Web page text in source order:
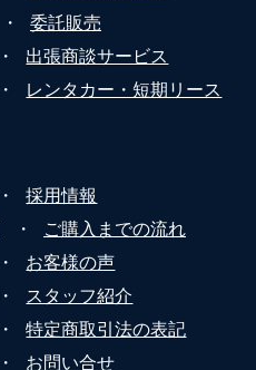
・
委託販売
・
出張商談サービス
・ レンタカー・短期リース
・
採用情報
・
ご購入までの流れ
・
お客様の声
・
スタッフ紹介
・
特定商取引法の表記
・
お問い合せ